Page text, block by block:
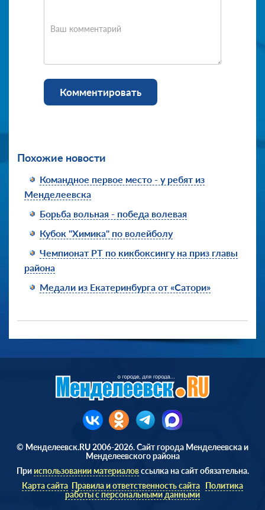
Ваш комментарий
Комментировать
Похожие новости
Командное первое место - у ребят из
Менделеевска
Борьба вольная - победа волевая
Кубок "Химика" по волейболу
Чемпионат РТ по кикбоксингу на приз главы
района
Медали из Екатеринбурга от «Сатори»
© Менделеевск.RU 2006-2026. Сайт города Менделеевска и
Менделеевского района
Прииспользовании материаловссылка на сайт обязательна.
Карта сайта Правила и ответственность сайта Политика
работы с персональными данными